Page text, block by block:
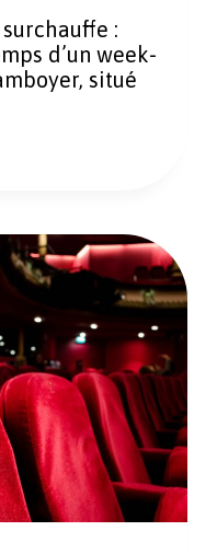
:
d’un week-
situé